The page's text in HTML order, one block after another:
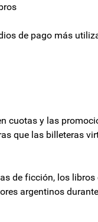
de pago más
cuotas y las
que las billeteras
de ficción, los
argentinos